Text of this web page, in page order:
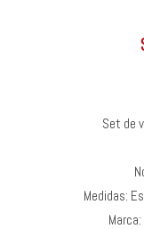
Set de
Medidas: